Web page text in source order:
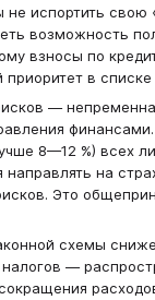
не испортить свою
возможность
взносы по
в списке
—
8—12 %) всех
направлять на
Это
схемы
—